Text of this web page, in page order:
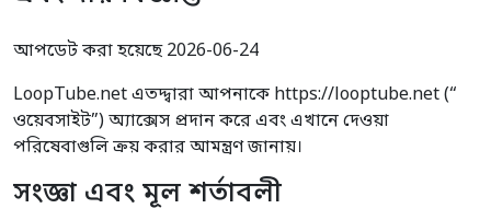
আপডেট করা হয়েছে 2026-06-24
LoopTube.net এতদ্দ্বারা আপনাকে https://looptube.net (“
ওয়েবসাইট”) অ্যাক্সেস প্রদান করে এবং এখানে দেওয়া
পরিষেবাগুলি ক্রয় করার আমন্ত্রণ জানায়।
সংজ্ঞা এবং মূল শর্তাবলী